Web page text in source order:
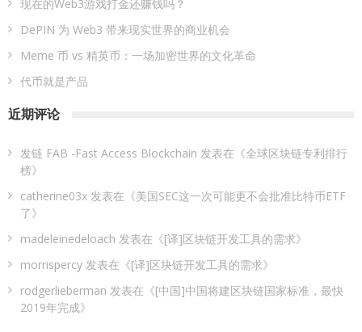
现在的Web3游戏打金还赚钱吗？
DePIN 为 Web3 带来现实世界的商业机会
Meme 币 vs 精英币：一场加密世界的文化革命
代币就是产品
近期评论
发链 FAB -Fast Access Blockchain 发表在《全球区块链专利排行
榜》
catherine03x 发表在《美国SEC这一次可能更不会批准比特币ETF
了》
madeleinedeloach 发表在《[译]区块链开发工具的需求》
morrispercy 发表在《[译]区块链开发工具的需求》
rodgerlieberman 发表在《[中国]中国将建区块链国家标准，最快
2019年完成》